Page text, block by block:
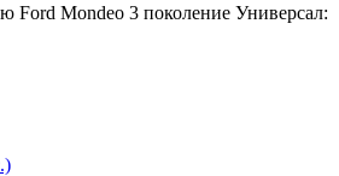
Ford Mondeo 3 поколение Универсал: